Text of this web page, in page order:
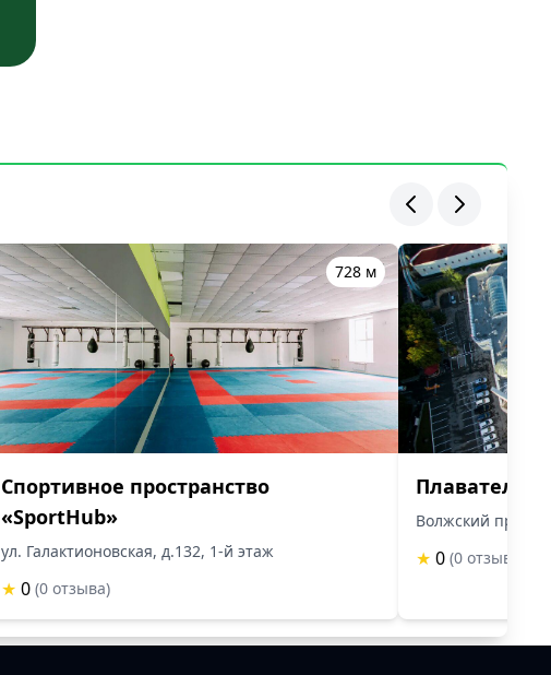
728 м
Спортивное пространство
«SportHub»
ул. Галактионовская, д.132, 1-й этаж
★ 0 (0 отзыва)
Волжский
★ 0 (0 отзыва)